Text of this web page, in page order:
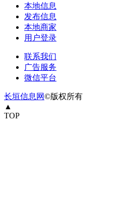
本地信息
发布信息
本地商家
用户登录
联系我们
广告服务
微信平台
长垣信息网©版权所有
▲
TOP